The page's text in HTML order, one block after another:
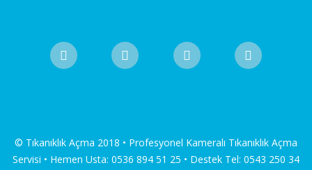
© Tıkanıklık Açma 2018 • Profesyonel Kameralı Tıkanıklık Açma
Servisi • Hemen Usta: 0536 894 51 25 • Destek Tel: 0543 250 34